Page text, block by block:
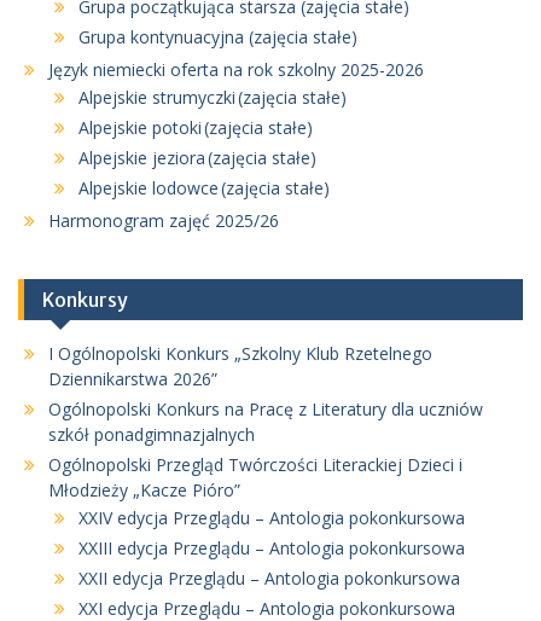
Grupa początkująca starsza (zajęcia stałe)
Grupa kontynuacyjna (zajęcia stałe)
Język niemiecki oferta na rok szkolny 2025-2026
Alpejskie strumyczki (zajęcia stałe)
Alpejskie potoki (zajęcia stałe)
Alpejskie jeziora (zajęcia stałe)
Alpejskie lodowce (zajęcia stałe)
Harmonogram zajęć 2025/26
Konkursy
I Ogólnopolski Konkurs „Szkolny Klub Rzetelnego
Dziennikarstwa 2026”
Ogólnopolski Konkurs na Pracę z Literatury dla uczniów
szkół ponadgimnazjalnych
Ogólnopolski Przegląd Twórczości Literackiej Dzieci i
Młodzieży „Kacze Pióro”
XXIV edycja Przeglądu – Antologia pokonkursowa
XXIII edycja Przeglądu – Antologia pokonkursowa
XXII edycja Przeglądu – Antologia pokonkursowa
XXI edycja Przeglądu – Antologia pokonkursowa